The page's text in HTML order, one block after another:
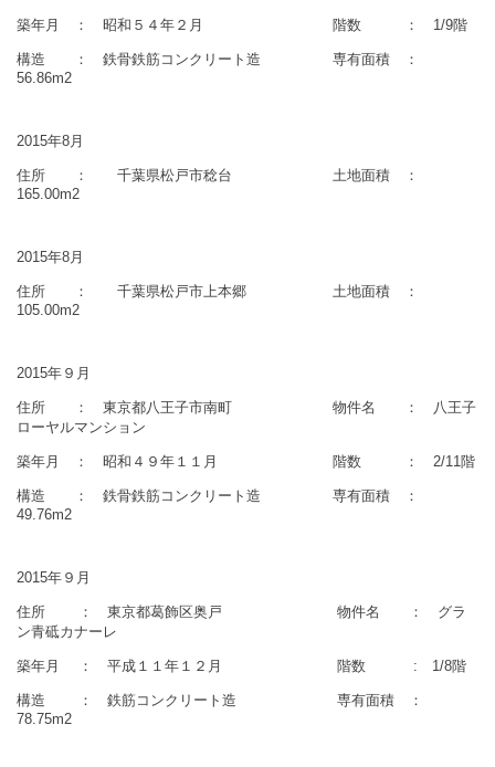
築年月 ： 昭和５４年２月 階数 ： 1/9階
構造 ： 鉄骨鉄筋コンクリート造 専有面積 ：
56.86m2
2015年8月
住所 ： 千葉県松戸市稔台 土地面積 ：
165.00m2
2015年8月
住所 ： 千葉県松戸市上本郷 土地面積 ：
105.00m2
2015年９月
住所 ： 東京都八王子市南町 物件名 ： 八王子
ローヤルマンション
築年月 ： 昭和４９年１１月 階数 ： 2/11階
構造 ： 鉄骨鉄筋コンクリート造 専有面積 ：
49.76m2
2015年９月
住所 ： 東京都葛飾区奥戸 物件名 ： グラ
ン青砥カナーレ
築年月 ： 平成１１年１２月 階数 : 1/8階
構造 ： 鉄筋コンクリート造 専有面積 ：
78.75m2